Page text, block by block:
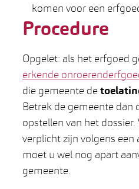
komen voor een
Procedure
Opgelet: als het erfgoed
erkende
die gemeente de
Betrek de gemeente dan
opstellen van het
verplicht zijn volgens een
moet u wel nog apart
gemeente.